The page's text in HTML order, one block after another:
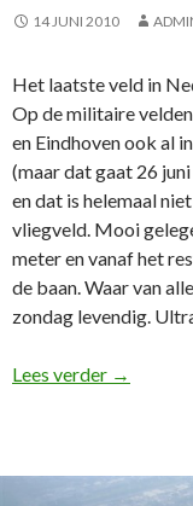
14 JUNI 2010
Het laatste veld in
Op de militaire
en Eindhoven ook al
(maar dat gaat 26
en dat is helemaal
vliegveld. Mooi
meter en vanaf het
de baan. Waar van
zondag levendig.
Lees verder Budel, 13
→